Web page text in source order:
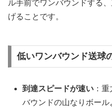
ル手前でワンバウンドする
げることです。
低いワンバウンド送球
到達スピードが速い ：
バウンドの山なりボー